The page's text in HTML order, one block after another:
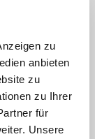
zu
anbieten
zu
zu Ihrer
für
Unsere
in
für
das